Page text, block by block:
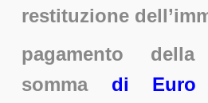
restituzione
pagamento della
sommadi Euro